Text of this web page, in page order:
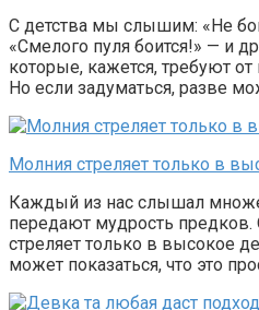
С детства мы слышим: «Не
«Смелого пуля боится!» — и
которые, кажется, требуют
Но если задуматься, разве
Молния стреляет только в
Каждый из нас слышал
передают мудрость
стреляет только в высокое
может показаться, что это